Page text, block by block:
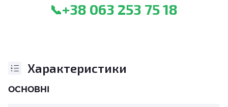
📞+38 063 253 75 18
Характеристики
ОСНОВНІ